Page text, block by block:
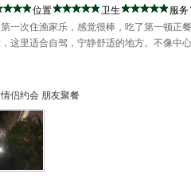
位置 卫生
服务
一次住渔家乐，感觉很棒，吃了第一顿正
这里适合自驾，宁静舒适的地方。不像中
情侣约会 朋友聚餐